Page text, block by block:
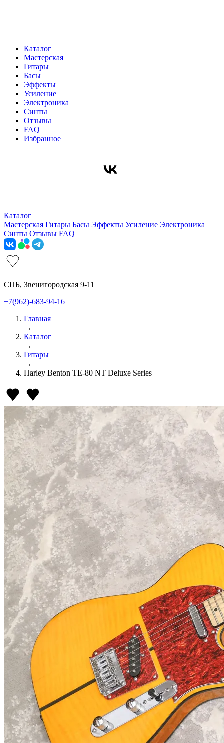
Каталог
Мастерская
Гитары
Басы
Эффекты
Усиление
Электроника
Синты
Отзывы
FAQ
Избранное
Каталог
Мастерская Гитары Басы Эффекты Усиление Электроника
Синты Отзывы FAQ
СПБ, Звенигородская 9-11
+7(962)-683-94-16
Главная
→
Каталог
→
Гитары
→
Harley Benton TE-80 NT Deluxe Series